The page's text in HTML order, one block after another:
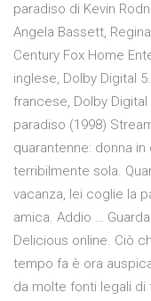
paradiso di Kevin
Angela Bassett,
Century Fox Home
inglese, Dolby Digital
francese, Dolby
paradiso (1998)
quarantenne: donna
terribilmente sola.
vacanza, lei coglie la
amica. Addio …
Delicious online. Ciò
tempo fa è ora
da molte fonti legali di